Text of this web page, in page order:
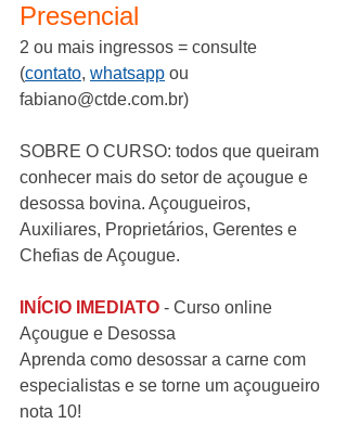
Presencial
2 ou mais ingressos = consulte
(contato, whatsapp ou
fabiano@ctde.com.br)
SOBRE O CURSO: todos que queiram
conhecer mais do setor de açougue e
desossa bovina. Açougueiros,
Auxiliares, Proprietários, Gerentes e
Chefias de Açougue.
INÍCIO IMEDIATO - Curso online
Açougue e Desossa
Aprenda como desossar a carne com
especialistas e se torne um açougueiro
nota 10!